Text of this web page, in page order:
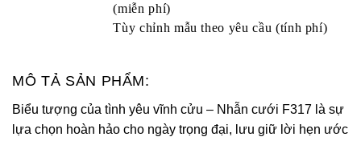
(miễn phí)
Tùy chỉnh mẫu theo yêu cầu (tính phí)
MÔ TẢ SẢN PHẨM:
Biểu tượng của tình yêu vĩnh cửu – Nhẫn cưới F317 là sự
lựa chọn hoàn hảo cho ngày trọng đại, lưu giữ lời hẹn ước